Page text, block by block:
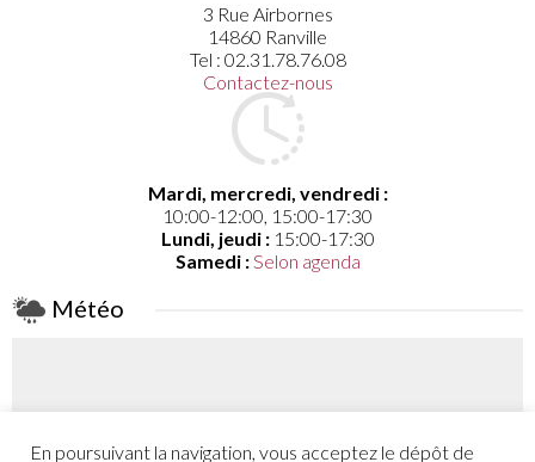
3 Rue Airbornes
14860 Ranville
Tel : 02.31.78.76.08
Contactez-nous
Mardi, mercredi, vendredi :
10:00-12:00, 15:00-17:30
Lundi, jeudi :15:00-17:30
Samedi :Selon agenda
Météo
Coefficient
En poursuivant la navigation, vous acceptez le dépôt de